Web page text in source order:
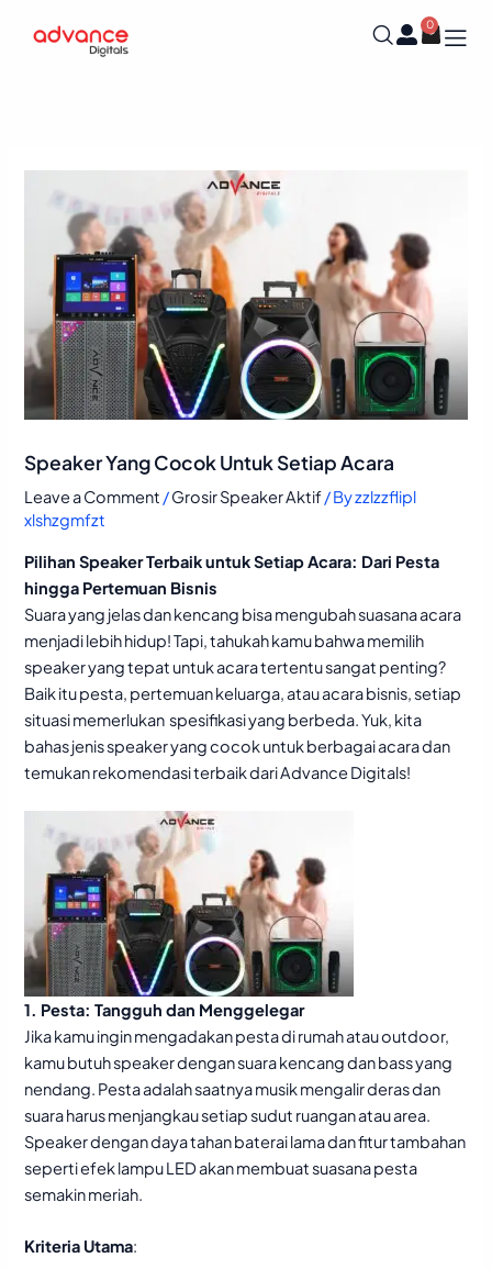
0
Cart
Speaker Yang Cocok Untuk Setiap Acara
Leave a Comment /Grosir Speaker Aktif/ Byzzlzzflipl
xlshzgmfzt
Pilihan Speaker Terbaik untuk Setiap Acara: Dari Pesta
hingga Pertemuan Bisnis
Suara yang jelas dan kencang bisa mengubah suasana acara
menjadi lebih hidup! Tapi, tahukah kamu bahwa memilih
speaker yang tepat untuk acara tertentu sangat penting?
Baik itu pesta, pertemuan keluarga, atau acara bisnis, setiap
situasi memerlukan spesifikasi yang berbeda. Yuk, kita
bahas jenis speaker yang cocok untuk berbagai acara dan
temukan rekomendasi terbaik dari Advance Digitals!
1. Pesta: Tangguh dan Menggelegar
Jika kamu ingin mengadakan pesta di rumah atau outdoor,
kamu butuh speaker dengan suara kencang dan bass yang
nendang. Pesta adalah saatnya musik mengalir deras dan
suara harus menjangkau setiap sudut ruangan atau area.
Speaker dengan daya tahan baterai lama dan fitur tambahan
seperti efek lampu LED akan membuat suasana pesta
semakin meriah.
Kriteria Utama: